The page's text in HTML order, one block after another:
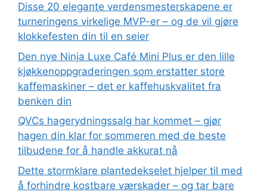
Disse 20 elegante verdensmesterskapene er
turneringens virkelige MVP-er – og de vil gjøre
klokkefesten din til en seier
Den nye Ninja Luxe Café Mini Plus er den lille
kjøkkenoppgraderingen som erstatter store
kaffemaskiner – det er kaffehuskvalitet fra
benken din
QVCs hagerydningssalg har kommet – gjør
hagen din klar for sommeren med de beste
tilbudene for å handle akkurat nå
Dette stormklare plantedekselet hjelper til med
å forhindre kostbare værskader – og tar bare